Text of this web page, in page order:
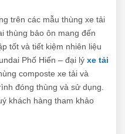
trên các mẫu thùng xe tải
thùng bảo ôn mang đến
tốt và tiết kiệm nhiên liệu
Phố Hiến – đại lý xe tải
composte xe tải và
đóng thùng và sử dụng.
khách hàng tham khảo